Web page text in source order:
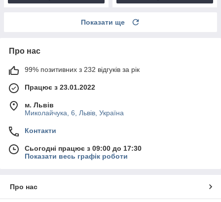
Показати ще
Про нас
99% позитивних з 232 відгуків за рік
Працює з 23.01.2022
м. Львів
Миколайчука, 6, Львів, Україна
Контакти
Сьогодні працює з 09:00 до 17:30
Показати весь графік роботи
Про нас